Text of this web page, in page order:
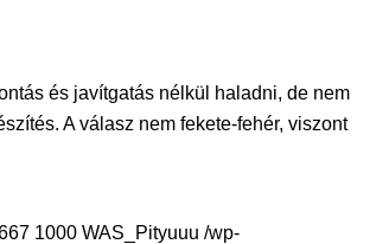
és javítgatás nélkül haladni, de nem
A válasz nem fekete-fehér, viszont
1000 WAS_Pityuuu /wp-